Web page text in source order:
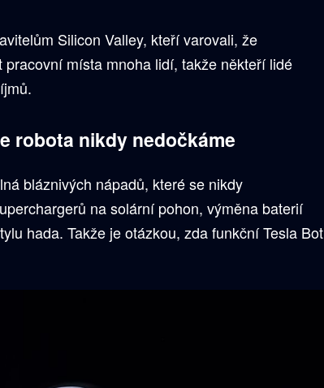
Silicon Valley, kteří varovali, že
místa mnoha lidí, takže někteří lidé
robota nikdy nedočkáme
bláznivých nápadů, které se nikdy
na solární pohon, výměna baterií
hada. Takže je otázkou, zda funkční Tesla Bot